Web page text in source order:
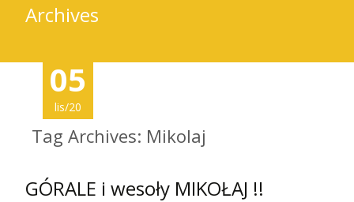
Archives
Tag Archives: Mikolaj
GÓRALE i wesoły MIKOŁAJ !!
05
lis/20